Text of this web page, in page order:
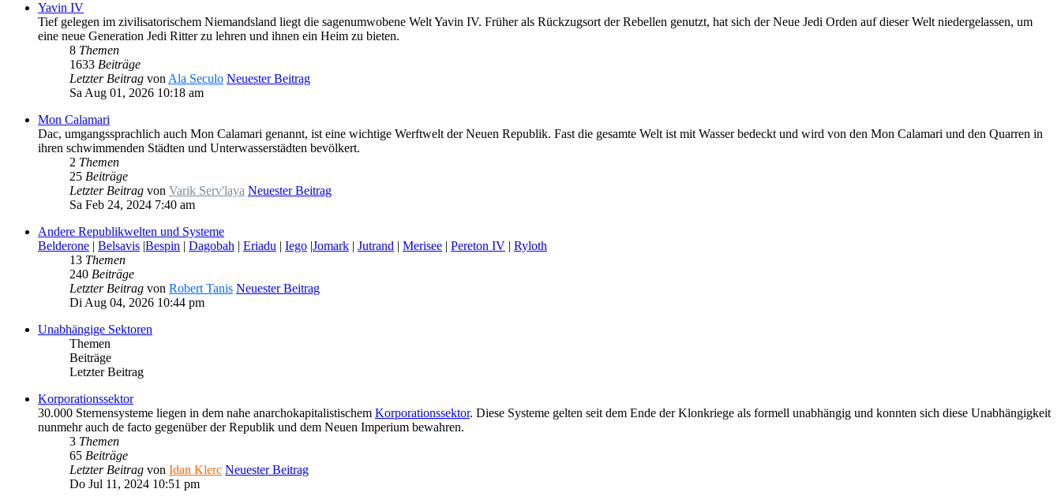
Yavin IV
Tief gelegen im zivilisatorischem Niemandsland liegt die sagenumwobene Welt Yavin IV. Früher als Rückzugsort der Rebellen genutzt, hat sich der Neue Jedi Orden auf dieser Welt niedergelassen, um
eine neue Generation Jedi Ritter zu lehren und ihnen ein Heim zu bieten.
8 Themen
1633 Beiträge
Letzter Beitrag von Ala Seculo Neuester Beitrag
Sa Aug 01, 2026 10:18 am
Mon Calamari
Dac, umgangssprachlich auch Mon Calamari genannt, ist eine wichtige Werftwelt der Neuen Republik. Fast die gesamte Welt ist mit Wasser bedeckt und wird von den Mon Calamari und den Quarren in
ihren schwimmenden Städten und Unterwasserstädten bevölkert.
2 Themen
25 Beiträge
Letzter Beitrag von Varik Serv'laya Neuester Beitrag
Sa Feb 24, 2024 7:40 am
Andere Republikwelten und Systeme
Belderone | Belsavis |Bespin | Dagobah | Eriadu | Iego |Jomark | Jutrand | Merisee | Pereton IV | Ryloth
13 Themen
240 Beiträge
Letzter Beitrag von Robert Tanis Neuester Beitrag
Di Aug 04, 2026 10:44 pm
Unabhängige Sektoren
Themen
Beiträge
Letzter Beitrag
Korporationssektor
30.000 Sternensysteme liegen in dem nahe anarchokapitalistischem Korporationssektor. Diese Systeme gelten seit dem Ende der Klonkriege als formell unabhängig und konnten sich diese Unabhängigkeit
nunmehr auch de facto gegenüber der Republik und dem Neuen Imperium bewahren.
3 Themen
65 Beiträge
Letzter Beitrag von Idan Klerc Neuester Beitrag
Do Jul 11, 2024 10:51 pm